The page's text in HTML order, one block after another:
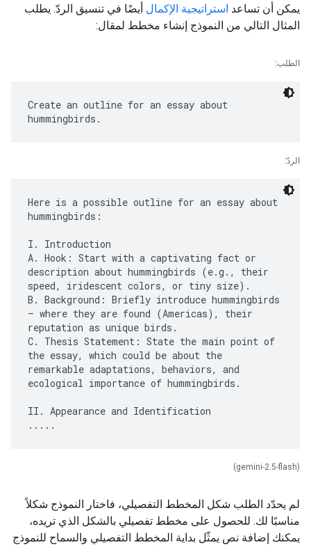
يمكن أن تساعد استراتيجية الإكمال أيضًا في تنسيق الردّ. يطلب
المثال التالي من النموذج إنشاء مخطط لمقال:
الطلب:
Create an outline for an essay about
الردّ:
Here is a possible outline for an essay about
hummingbirds:
I. Introduction
A. Hook: Start with a captivating fact or
description about hummingbirds (e.g., their
speed, iridescent colors, or tiny size).
B. Background: Briefly introduce hummingbirds
– where they are found (Americas), their
reputation as unique birds.
C. Thesis Statement: State the main point of
the essay, which could be about the
remarkable adaptations, behaviors, and
ecological importance of hummingbirds.
II. Appearance and Identification
(gemini-2.5-flash)
لم يحدّد الطلب شكل المخطط التفصيلي، فاختار النموذج شكلاً
مناسبًا لك. للحصول على مخطط تفصيلي بالشكل الذي تريده،
يمكنك إضافة نص يمثّل بداية المخطط التفصيلي والسماح للنموذج